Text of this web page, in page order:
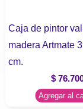
Caja de pintor
madera Artmate
cm.
$
Agregar al